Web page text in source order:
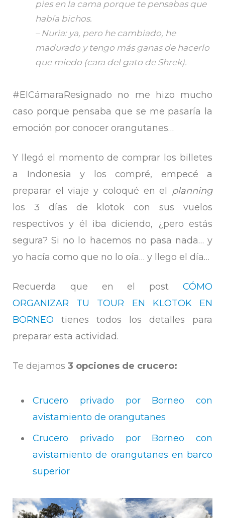
pies en la cama porque te pensabas que
había bichos.
– Nuria: ya, pero he cambiado, he
madurado y tengo más ganas de hacerlo
que miedo (cara del gato de Shrek).
#ElCámaraResignado no me hizo mucho
caso porque pensaba que se me pasaría la
emoción por conocer orangutanes…
Y llegó el momento de comprar los billetes
a Indonesia y los compré, empecé a
preparar el viaje y coloqué en el planning
los 3 días de klotok con sus vuelos
respectivos y él iba diciendo, ¿pero estás
segura? Si no lo hacemos no pasa nada… y
yo hacía como que no lo oía… y llego el día…
Recuerda que en el post CÓMO
ORGANIZAR TU TOUR EN KLOTOK EN
BORNEO tienes todos los detalles para
preparar esta actividad.
Te dejamos 3 opciones de crucero:
Crucero privado por Borneo con
avistamiento de orangutanes
Crucero privado por Borneo con
avistamiento de orangutanes en barco
superior